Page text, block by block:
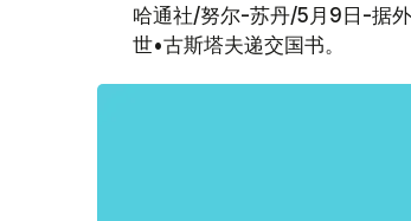
哈通社/努尔-苏丹/5月9日-据
世•古斯塔夫递交国书。